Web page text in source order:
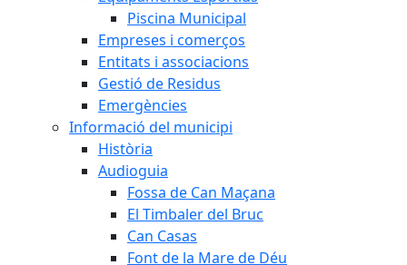
Piscina Municipal
Empreses i comerços
Entitats i associacions
Gestió de Residus
Emergències
Informació del municipi
Història
Audioguia
Fossa de Can Maçana
El Timbaler del Bruc
Can Casas
Font de la Mare de Déu